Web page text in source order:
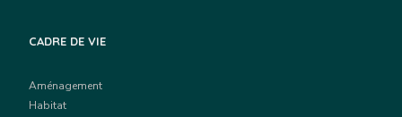
CADRE DE VIE
Aménagement
Habitat